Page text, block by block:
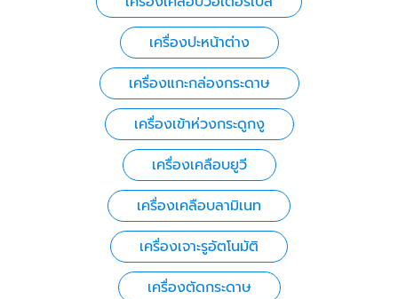
เครื่องปะหน้าต่าง
เครื่องแกะกล่องกระดาษ
เครื่องเข้าห่วงกระดูกงู
เครื่องเคลือบยูวี
เครื่องเคลือบลามิเนท
เครื่องเจาะรูอัตโนมัติ
เครื่องตัดกระดาษ